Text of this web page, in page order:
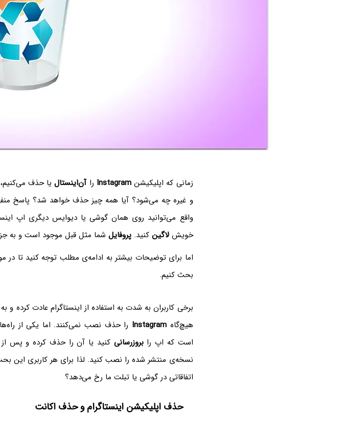
زمانی که اپلیکیشنInstagram راآن‌اینستالیا حذف
و غیره چه می‌شود؟ آیا همه چیز حذف خواهد شد؟ پاسخ
واقع می‌توانید روی همان گوشی یا دیوایس دیگری اپ
خویشلاگین کنید.پروفایل شما مثل قبل موجود است و به
اما برای توضیحات بیشتر به ادامه‌ی مطلب توجه کنید تا در
بحث کنیم.
برخی کاربران به شدت به استفاده از اینستاگرام عادت کرده و
هیچ‌گاهInstagram را حذف نصب نمی‌کنند. اما یکی از
است که اپ رابروزرسانی کنید یا آن را حذف کرده و پس از
نسخه‌ی منتشر شده را نصب کنید. لذا برای هر کاربری این
اتفاقاتی در گوشی یا تبلت ما رخ می‌دهد؟
حذف اپلیکیشن اینستاگرام و حذف اکانت